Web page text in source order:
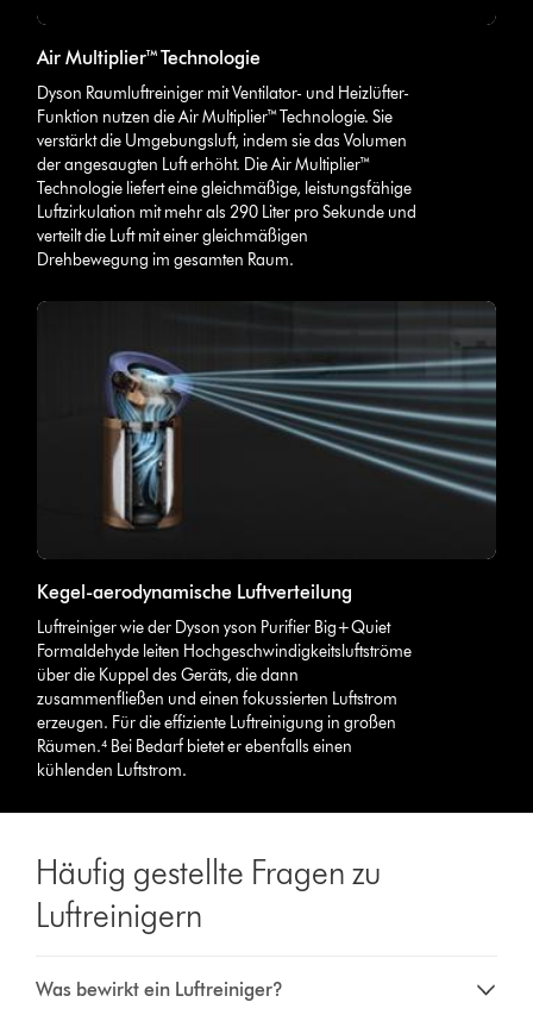
Air Multiplier™ Technologie
Dyson Raumluftreiniger mit Ventilator- und Heizlüfter-
Funktion nutzen die Air Multiplier™ Technologie. Sie
verstärkt die Umgebungsluft, indem sie das Volumen
der angesaugten Luft erhöht. Die Air Multiplier™
Technologie liefert eine gleichmäßige, leistungsfähige
Luftzirkulation mit mehr als 290 Liter pro Sekunde und
verteilt die Luft mit einer gleichmäßigen
Drehbewegung im gesamten Raum.
Kegel-aerodynamische Luftverteilung
Luftreiniger wie der Dyson yson Purifier Big+Quiet
Formaldehyde leiten Hochgeschwindigkeitsluftströme
über die Kuppel des Geräts, die dann
zusammenfließen und einen fokussierten Luftstrom
erzeugen. Für die effiziente Luftreinigung in großen
Räumen.⁴ Bei Bedarf bietet er ebenfalls einen
kühlenden Luftstrom.
Häufig gestellte Fragen zu
Luftreinigern
Was bewirkt ein Luftreiniger?